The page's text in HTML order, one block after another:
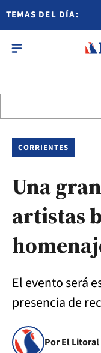
TEMAS DEL DÍA:
CORRIENTES
Una
artistas
El evento será
presencia de
Por El Litoral